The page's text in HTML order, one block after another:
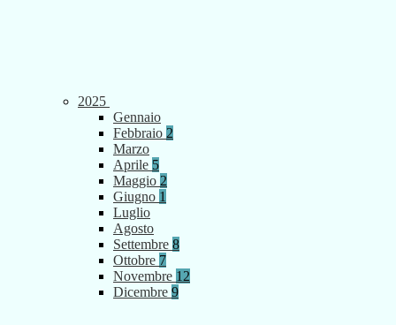
2025
Gennaio
Febbraio 2
Marzo
Aprile 5
Maggio 2
Giugno 1
Luglio
Agosto
Settembre 8
Ottobre 7
Novembre 12
Dicembre 9